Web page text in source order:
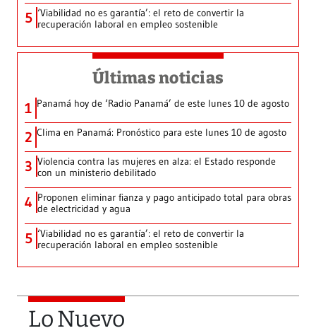
5 ‘Viabilidad no es garantía’: el reto de convertir la
recuperación laboral en empleo sostenible
Últimas noticias
1 Panamá hoy de ‘Radio Panamá’ de este lunes 10 de agosto
2 Clima en Panamá: Pronóstico para este lunes 10 de agosto
3 Violencia contra las mujeres en alza: el Estado responde
con un ministerio debilitado
4 Proponen eliminar fianza y pago anticipado total para obras
de electricidad y agua
5 ‘Viabilidad no es garantía’: el reto de convertir la
recuperación laboral en empleo sostenible
Lo Nuevo